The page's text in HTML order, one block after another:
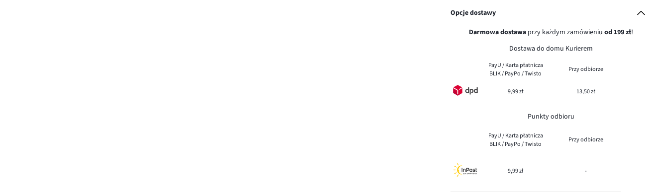
Opcje dostawy
Darmowa dostawaprzy każdym zamówieniu od 199 zł!
Dostawa do domu Kurierem
PayU / Karta płatnicza
BLIK / PayPo / Twisto
Przy odbiorze
9,99 zł 13,50 zł
Punkty odbioru
PayU / Karta płatnicza
BLIK / PayPo / Twisto
Przy odbiorze
9,99 zł -